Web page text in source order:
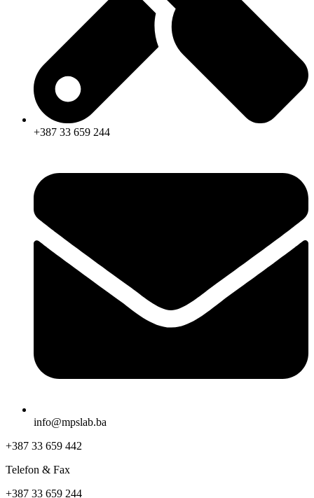
+387 33 659 244
info@mpslab.ba
+387 33 659 442
Telefon & Fax
+387 33 659 244